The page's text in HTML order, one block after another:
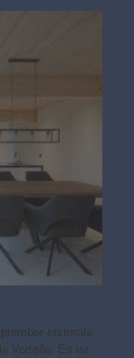
erstmals
Vorteile. Es ist